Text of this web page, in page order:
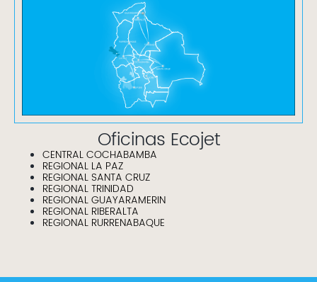
Oficinas Ecojet
CENTRAL COCHABAMBA
REGIONAL LA PAZ
REGIONAL SANTA CRUZ
REGIONAL TRINIDAD
REGIONAL GUAYARAMERIN
REGIONAL RIBERALTA
REGIONAL RURRENABAQUE